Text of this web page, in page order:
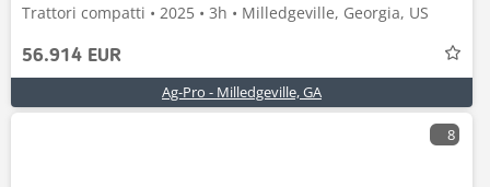
Trattori compatti • 2025 • 3h • Milledgeville, Georgia, US
56.914 EUR
Ag-Pro - Milledgeville, GA
8